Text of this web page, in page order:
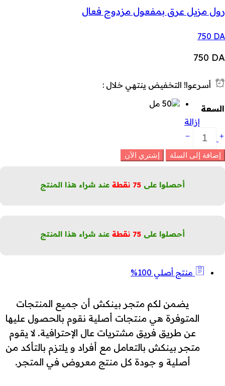
رول مزيل عرق بمفعول مزدوج فعال
750 DA
750 DA
أسرعوا! التخفيض ينتهي خلال :
السعة
إزالة
مزيل
عرق
نقي
إضافة إلى السلة إشتري الآن
أحصلوا على 75 نقطة عند شراء هذا المنتج
أحصلوا على 75 نقطة عند شراء هذا المنتج
منتج أصلي 100%
يضمن لكم متجر بينكش أن جميع المنتجات
المتوفرة هي منتجات أصلية نقوم بالحصول عليها
عن طريق فريق مشتريات عال الإحترافية. لا يقوم
متجر بينكش بالتعامل مع أفراد و يلتزم بالتأكد من
أصلية و جودة كل منتج معروض في المتجر.